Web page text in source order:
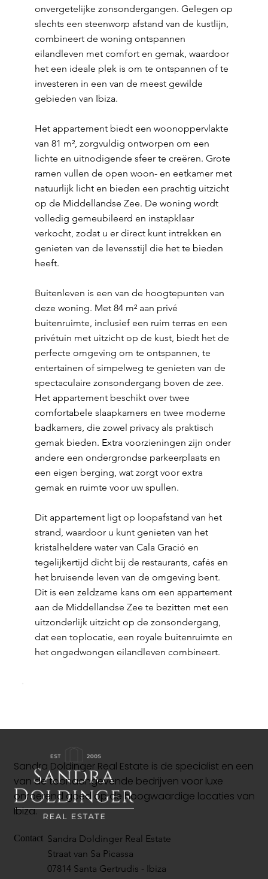
onvergetelijke zonsondergangen. Gelegen op
slechts een steenworp afstand van de kustlijn,
combineert de woning ontspannen
eilandleven met comfort en gemak, waardoor
het een ideale plek is om te ontspannen of te
investeren in een van de meest gewilde
gebieden van Ibiza.
Het appartement biedt een woonoppervlakte
van 81 m², zorgvuldig ontworpen om een
lichte en uitnodigende sfeer te creëren. Grote
ramen vullen de open woon- en eetkamer met
natuurlijk licht en bieden een prachtig uitzicht
op de Middellandse Zee. De woning wordt
volledig gemeubileerd en instapklaar
verkocht, zodat u er direct kunt intrekken en
genieten van de levensstijl die het te bieden
heeft.
Buitenleven is een van de hoogtepunten van
deze woning. Met 84 m² aan privé
buitenruimte, inclusief een ruim terras en een
privétuin met uitzicht op de kust, biedt het de
perfecte omgeving om te ontspannen, te
entertainen of simpelweg te genieten van de
spectaculaire zonsondergang boven de zee.
Het appartement beschikt over twee
comfortabele slaapkamers en twee moderne
badkamers, die zowel privacy als praktisch
gemak bieden. Extra voorzieningen zijn onder
andere een ondergrondse parkeerplaats en
een eigen berging, wat zorgt voor extra
gemak en ruimte voor uw spullen.
Dit appartement ligt op loopafstand van het
strand, waardoor u kunt genieten van het
kristalheldere water van Cala Gració en
tegelijkertijd dicht bij de restaurants, cafés en
het bruisende leven van de omgeving bent.
Dit is een zeldzame kans om een appartement
aan de Middellandse Zee te bezitten met een
uitzonderlijk uitzicht op de zonsondergang,
dat een toplocatie, een royale buitenruimte en
het ongedwongen eilandleven combineert.
Sandra Doldinger Real Estate is de specialist en een
van de toonaangevende bedrijven voor luxe
onroerend goed op de hoogwaardige locaties van
Ibiza.
Contact Sandra Doldinger Real Estate
Straat van Sa Picassa
07814 Santa Gertrudis - Ibiza